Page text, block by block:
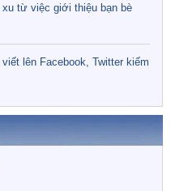
từ việc giới thiệu bạn bè
lên Facebook, Twitter kiếm